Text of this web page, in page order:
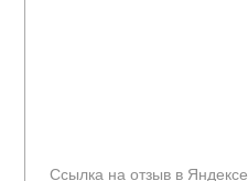
Ссылка на отзыв в Яндексе